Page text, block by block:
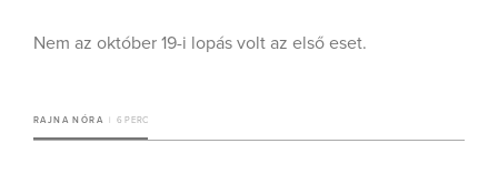
Nem az október 19-i lopás volt az első eset.
RAJNA NÓRA 6 PERC